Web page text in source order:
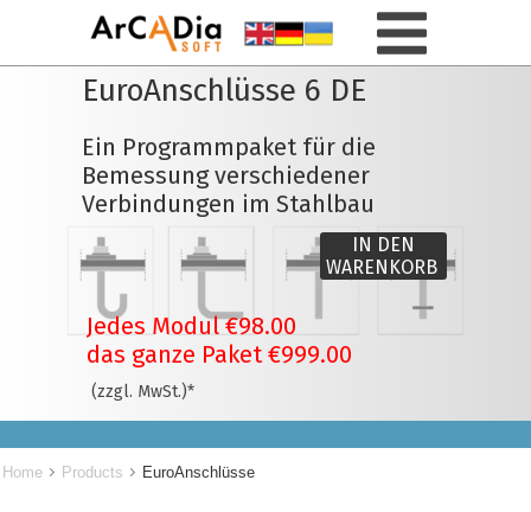
Jedes Modul €98.00
das ganze Paket€999.00
IN DEN
WARENKORB
(zzgl. MwSt.)*
EuroAnschlüsse 6 DE
Ein Programmpaket für die
Bemessung verschiedener
Verbindungen im Stahlbau
Home Products EuroAnschlüsse